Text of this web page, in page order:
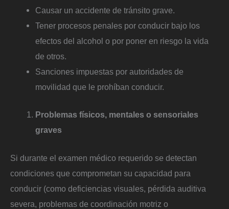
Causar un accidente de tránsito grave.
Tener procesos penales por conducir bajo los
efectos del alcohol o por poner en riesgo la vida
de otros.
Sanciones impuestas por autoridades de
movilidad que le prohíban conducir.
Problemas físicos, mentales o sensoriales
graves
Si durante el examen médico requerido se detectan
condiciones que comprometan su capacidad para
conducir (como deficiencias visuales, pérdida auditiva
severa, problemas de coordinación motriz o